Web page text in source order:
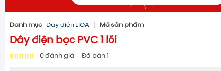
Danh mục Dây điện LiOA Mã sản phẩm
Dây điện bọc PVC 1 lõi
0 đánh giá Đã bán